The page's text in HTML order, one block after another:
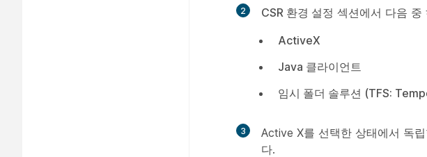
2 CSR 환경 설정 섹션에서 다음 중
ActiveX
Java 클라이언트
임시 폴더 솔루션 (TFS:
3 Active X를 선택한 상태에서 독
다.